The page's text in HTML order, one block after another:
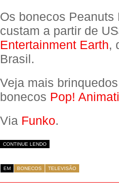
Os bonecos
custam a partir de
Entertainment Earth,
Brasil.
Veja mais
bonecos Pop!
Via Funko.
CONTINUE LENDO
EM BONECOS TELEVISÃO